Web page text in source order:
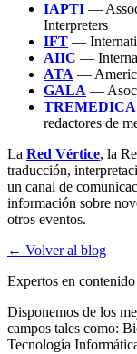
IAPTI —
Interpreters
IFT —
AIIC —
ATA —
GALA —
TREMEDICA
redactores de
La Red Vértice, la
traducción,
un canal de
información sobre
otros eventos.
← Volver al blog
Expertos en
Disponemos de los
campos tales como:
Tecnología